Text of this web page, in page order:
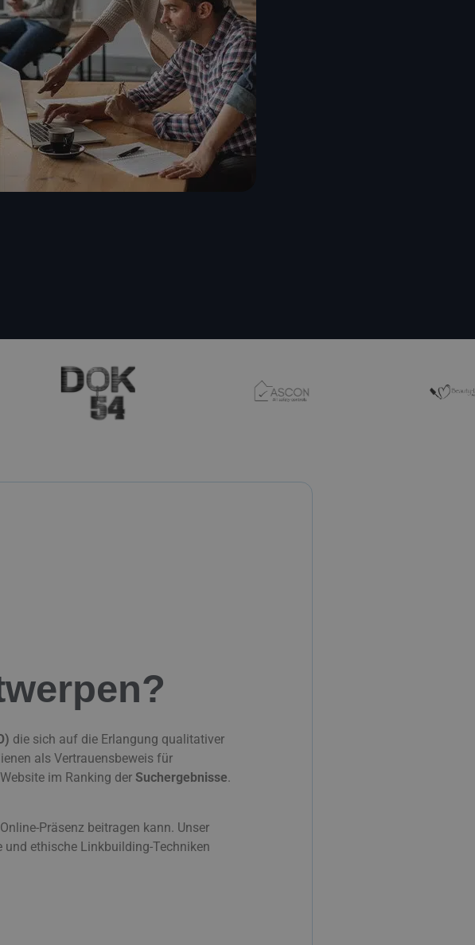
die sich auf die Erlangung qualitativer
als Vertrauensbeweis für
im Ranking der Suchergebnisse.
Präsenz beitragen kann. Unser
ethische Linkbuilding-Techniken